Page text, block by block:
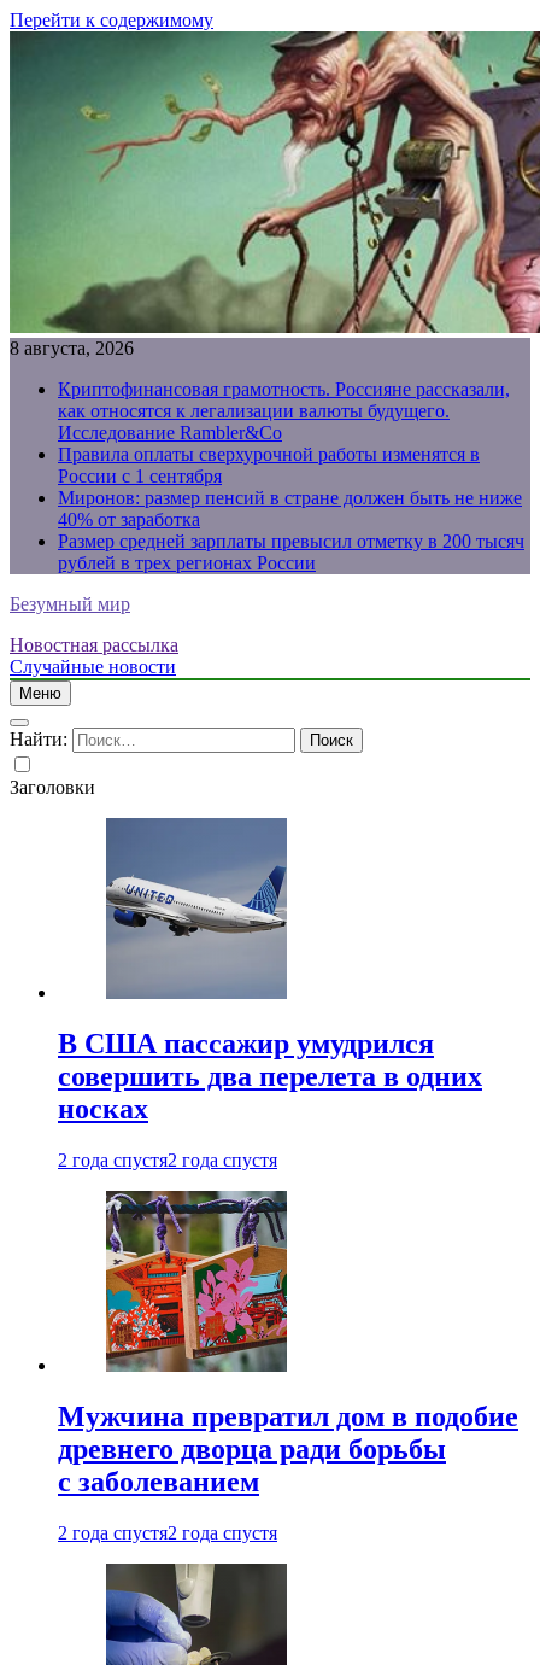
Перейти к содержимому
8 августа, 2026
Криптофинансовая грамотность. Россияне рассказали,
как относятся к легализации валюты будущего.
Исследование Rambler&Co
Правила оплаты сверхурочной работы изменятся в
России с 1 сентября
Миронов: размер пенсий в стране должен быть не ниже
40% от заработка
Размер средней зарплаты превысил отметку в 200 тысяч
рублей в трех регионах России
Безумный мир
Новостная рассылка
Случайные новости
Меню
Найти:
Заголовки
В США пассажир умудрился
совершить два перелета в одних
носках
2 года спустя2 года спустя
Мужчина превратил дом в подобие
древнего дворца ради борьбы
с заболеванием
2 года спустя2 года спустя